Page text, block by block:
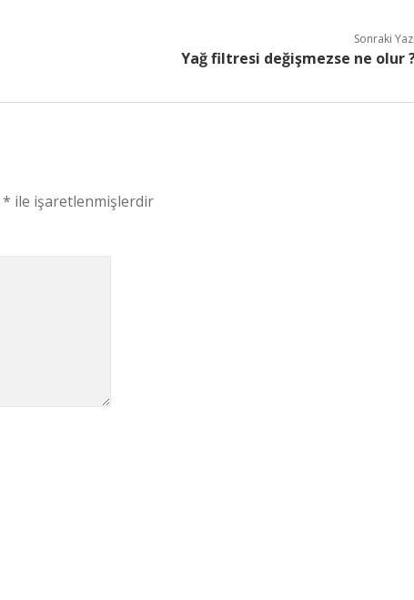
Sonraki
Yağ filtresi değişmezse ne olur
* ile işaretlenmişlerdir